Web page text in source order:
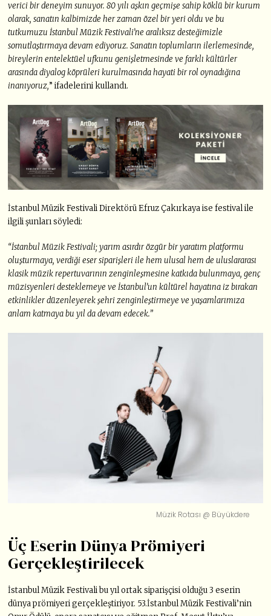
verici bir deneyim sunuyor. 80 yılı aşkın geçmişe sahip köklü bir kurum
olarak, sanatın kalbimizde her zaman özel bir yeri oldu ve bu
tutkumuzu İstanbul Müzik Festivali’ne aralıksız desteğimizle
somutlaştırmaya devam ediyoruz. Sanatın toplumların ilerlemesinde,
bireylerin entelektüel ufkunu genişletmesinde ve farklı kültürler
arasında diyalog köprüleri kurulmasında hayati bir rol oynadığına
inanıyoruz,” ifadelerini kullandı.
İstanbul Müzik Festivali Direktörü Efruz Çakırkaya ise festival ile
ilgili şunları söyledi:
“İstanbul Müzik Festivali; yarım asırdır özgür bir yaratım platformu
oluşturmaya, verdiği eser siparişleri ile hem ulusal hem de uluslararası
klasik müzik repertuvarının zenginleşmesine katkıda bulunmaya, genç
müzisyenleri desteklemeye ve İstanbul’un kültürel hayatına iz bırakan
etkinlikler düzenleyerek şehri zenginleştirmeye ve yaşamlarımıza
anlam katmaya bu yıl da devam edecek.”
Müzik Rotası @ Büyükdere
Üç Eserin Dünya Prömiyeri
Gerçekleştirilecek
İstanbul Müzik Festivali bu yıl ortak siparişçisi olduğu 3 eserin
dünya prömiyeri gerçekleştiriyor. 53.İstanbul Müzik Festivali’nin